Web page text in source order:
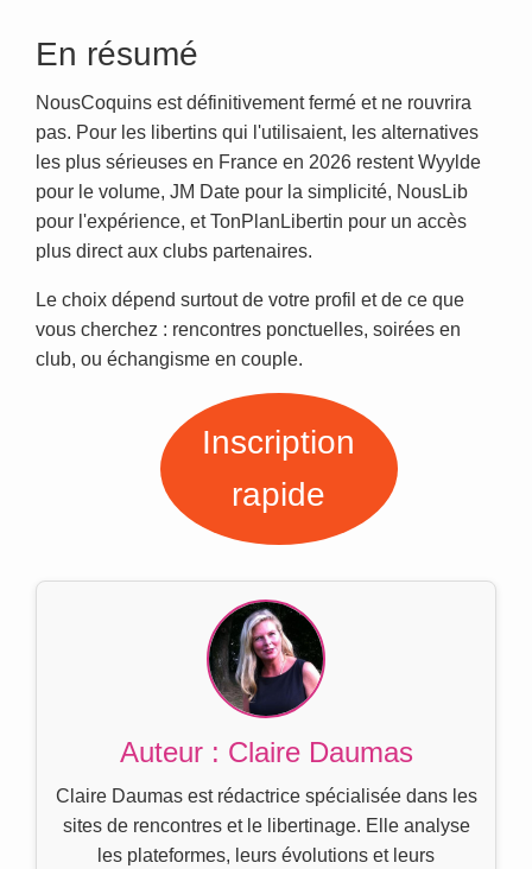
En résumé
NousCoquins est définitivement fermé et ne rouvrira
pas. Pour les libertins qui l'utilisaient, les alternatives
les plus sérieuses en France en 2026 restent Wyylde
pour le volume, JM Date pour la simplicité, NousLib
pour l'expérience, et TonPlanLibertin pour un accès
plus direct aux clubs partenaires.
Le choix dépend surtout de votre profil et de ce que
vous cherchez : rencontres ponctuelles, soirées en
club, ou échangisme en couple.
Inscription
rapide
Auteur : Claire Daumas
Claire Daumas est rédactrice spécialisée dans les
sites de rencontres et le libertinage. Elle analyse
les plateformes, leurs évolutions et leurs